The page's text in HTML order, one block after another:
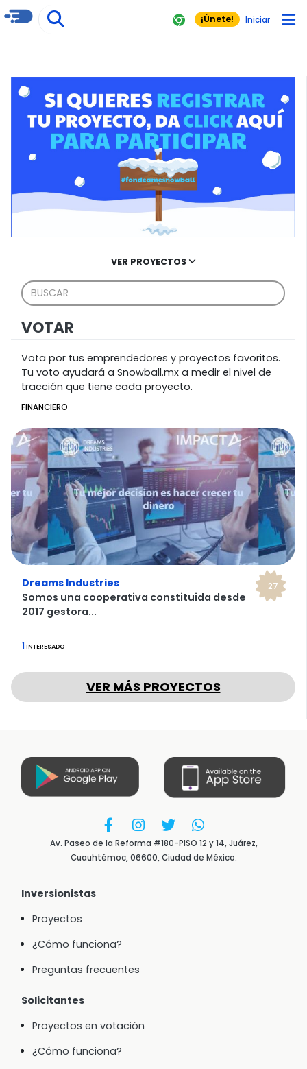
¡Únete! Iniciar
VER PROYECTOS
VOTAR
Vota por tus emprendedores y proyectos favoritos.
Tu voto ayudará a Snowball.mx a medir el nivel de
tracción que tiene cada proyecto.
FINANCIERO
27
Dreams Industries
Somos una cooperativa constituida desde
2017 gestora...
1 INTERESADO
VER MÁS PROYECTOS
Av. Paseo de la Reforma #180-PISO 12 y 14, Juárez,
Cuauhtémoc, 06600, Ciudad de México.
Inversionistas
Proyectos
¿Cómo funciona?
Preguntas frecuentes
Solicitantes
Proyectos en votación
¿Cómo funciona?